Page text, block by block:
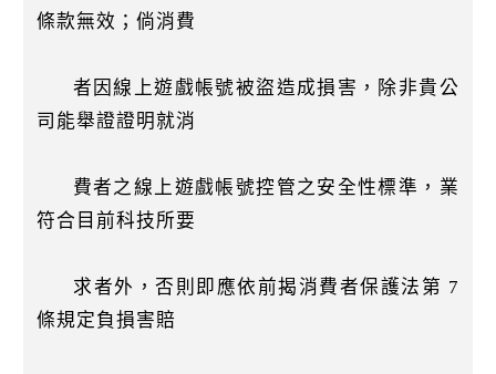
條款無效；倘消費
者因線上遊戲帳號被盜造成損害，除非貴公
司能舉證證明就消
費者之線上遊戲帳號控管之安全性標準，業
符合目前科技所要
求者外，否則即應依前揭消費者保護法第 7
條規定負損害賠